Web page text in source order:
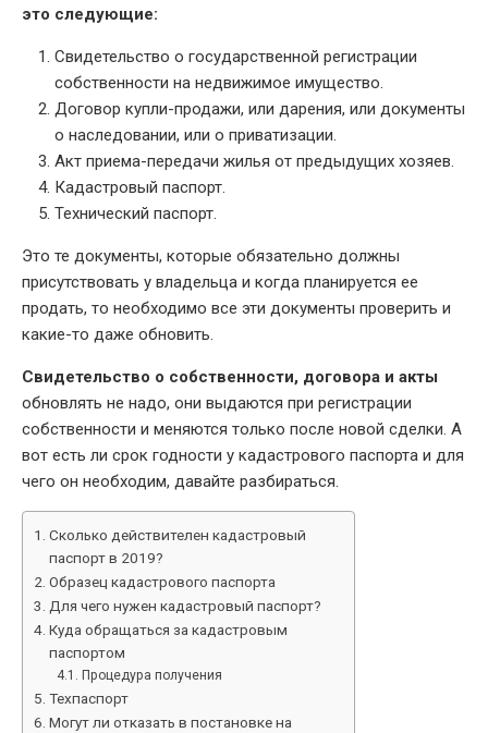
это следующие:
Свидетельство о государственной регистрации
собственности на недвижимое имущество.
Договор купли-продажи, или дарения, или документы
о наследовании, или о приватизации.
Акт приема-передачи жилья от предыдущих хозяев.
Кадастровый паспорт.
Технический паспорт.
Это те документы, которые обязательно должны
присутствовать у владельца и когда планируется ее
продать, то необходимо все эти документы проверить и
какие-то даже обновить.
Свидетельство о собственности, договора и акты
обновлять не надо, они выдаются при регистрации
собственности и меняются только после новой сделки. А
вот есть ли срок годности у кадастрового паспорта и для
чего он необходим, давайте разбираться.
Сколько действителен кадастровый
паспорт в 2019?
Образец кадастрового паспорта
Для чего нужен кадастровый паспорт?
Куда обращаться за кадастровым
паспортом
Процедура получения
Техпаспорт
Могут ли отказать в постановке на